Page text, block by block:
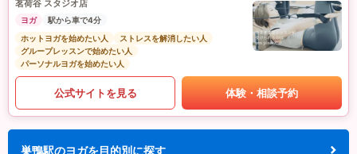
茗荷谷 スタジオ店
ヨガ
駅から車で4分
ホットヨガを始めたい人
ストレスを解消したい人
グループレッスンで始めたい人
パーソナルヨガを始めたい人
公式サイトを見る 体験・相談予約
巣鴨駅のヨガを目的別に探す